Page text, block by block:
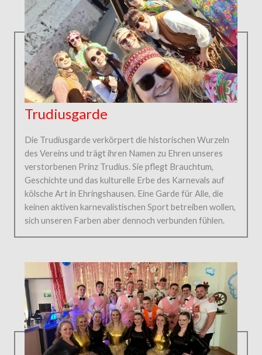
Trudiusgarde
Die Trudiusgarde verkörpert die historischen Wurzeln
des Vereins und trägt ihren Namen zu Ehren unseres
verstorbenen Prinz Trudius. Sie pflegt Brauchtum,
Geschichte und das kulturelle Erbe des Karnevals auf
kölsche Art in Ehringshausen. Eine Garde für Alle, die
keinen aktiven karnevalistischen Sport betreiben wollen,
sich unseren Farben aber dennoch verbunden fühlen.